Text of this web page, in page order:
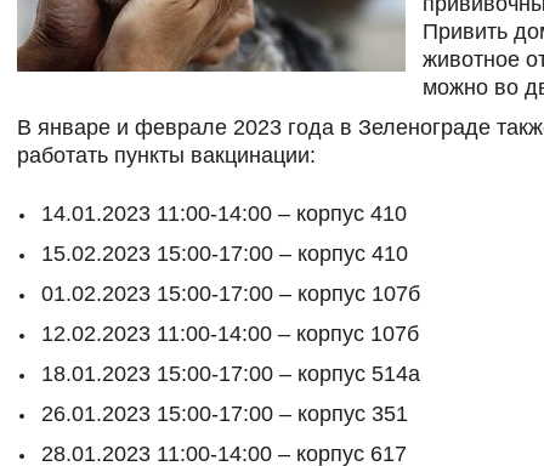
Привить
животное
можно во
В январе и феврале 2023 года в Зеленограде
работать пункты вакцинации:
14.01.2023 11:00-14:00 – корпус 410
15.02.2023 15:00-17:00 – корпус 410
01.02.2023 15:00-17:00 – корпус 107б
12.02.2023 11:00-14:00 – корпус 107б
18.01.2023 15:00-17:00 – корпус 514а
26.01.2023 15:00-17:00 – корпус 351
28.01.2023 11:00-14:00 – корпус 617